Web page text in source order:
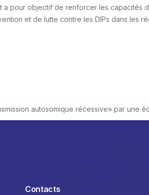
pour objectif de renforcer les capacités
et de lutte contre les DIPs dans les
autosomique récessive» par une
Contacts